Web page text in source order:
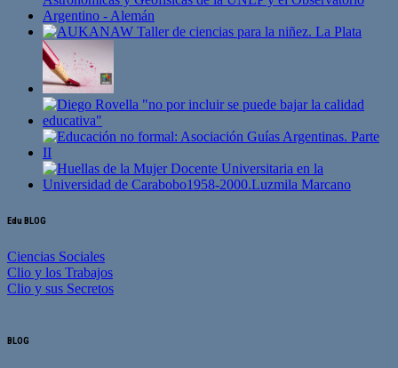
Edu BLOG
Ciencias Sociales
Clio y los Trabajos
Clio y sus Secretos
BLOG